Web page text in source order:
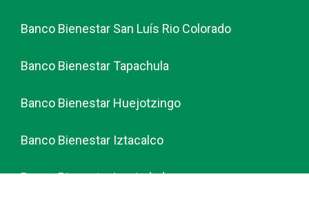
Banco Bienestar San Luís Rio Colorado
Banco Bienestar Tapachula
Banco Bienestar Huejotzingo
Banco Bienestar Iztacalco
Banco Bienestar La piedad